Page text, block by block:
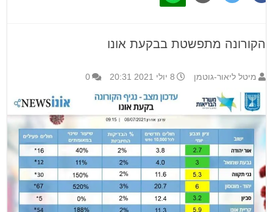
הקורונה מתפשטת בבקעת אונו
מיטל ליאור-גוטמן 8 יולי 2021 20:31 0